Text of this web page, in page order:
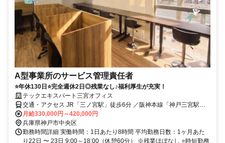
A型事業所のサービス管理責任者
⭐年休130日⭐完全週休2日◎残業なし♪福利厚生が充実！
テックエキスパート三宮オフィス
交通・アクセス JR「三ノ宮駅」徒歩6分 ／阪神本線「神戸三宮駅」
徒歩6分
月給330,000円～420,000円
兵庫県神戸市中央区
勤務時間詳細 実働時間：1日あたり8時間 平均勤務日数：1ヶ月あた
り22日 〜 23日 9:00～18:00（休憩60分） ※残業ほぼなし ⭐時短勤務